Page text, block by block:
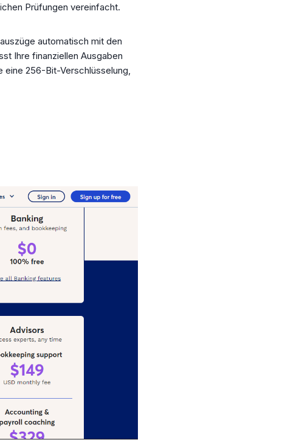
Prüfungen vereinfacht.
automatisch mit den
Ihre finanziellen Ausgaben
eine 256-Bit-Verschlüsselung,